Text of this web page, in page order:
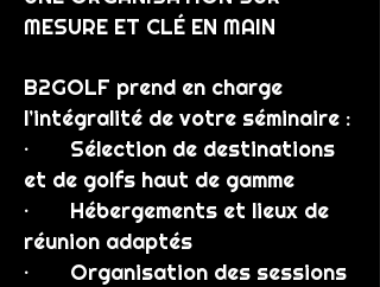
MESURE ET CLÉ EN MAIN
B2GOLF prend en charge
l’intégralité de votre séminaire :
· Sélection de destinations
et de golfs haut de gamme
· Hébergements et lieux de
réunion adaptés
· Organisation des sessions